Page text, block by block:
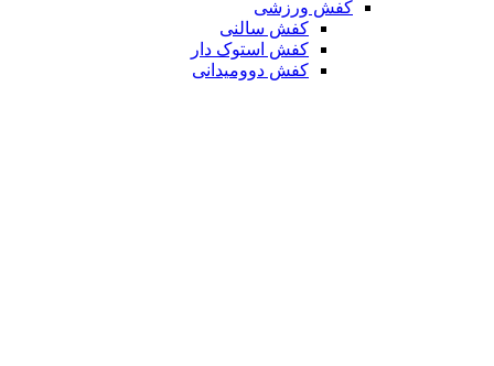
کفش ورزشی
کفش سالنی
کفش استوک دار
کفش دوومیدانی